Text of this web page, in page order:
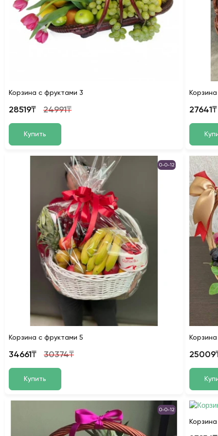
Корзина с фруктами 3
28519₸ 24991₸
Купить
27641₸
0-0-12
Корзина с фруктами 5
34661₸ 30374₸
Купить
0-0-12